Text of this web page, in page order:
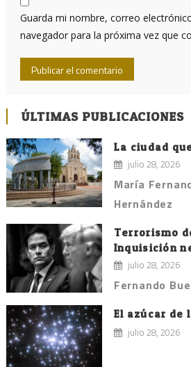
Guarda mi nombre, correo
navegador para la próxima vez que
ÚLTIMAS PUBLICACIONES
La ciudad
julio 28, 2026
María
Hernández
Terrorismo
Inquisición
julio 28, 2026
Fernando
El azúcar de
julio 28, 2026